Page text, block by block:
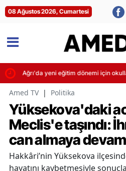
08 Ağustos 2026, Cumartesi
Ağrı'da yeni eğitim dönemi için
Amed TV | Politika
Yüksekova'daki
Meclis'e taşındı:
can almaya
Hakkâri’nin Yüksekova
hayatını kaybetmesiyle